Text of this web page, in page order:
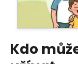
Kdo